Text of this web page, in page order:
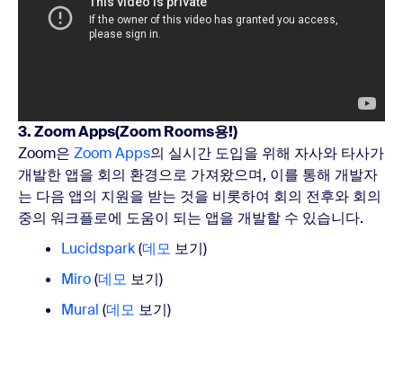
3. Zoom Apps(Zoom Rooms용!)
Zoom은 Zoom Apps의 실시간 도입을 위해 자사와 타사가
개발한 앱을 회의 환경으로 가져왔으며, 이를 통해 개발자
는 다음 앱의 지원을 받는 것을 비롯하여 회의 전후와 회의
중의 워크플로에 도움이 되는 앱을 개발할 수 있습니다.
Lucidspark(데모 보기)
Miro(데모 보기)
Mural (데모 보기)